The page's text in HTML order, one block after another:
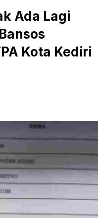
Ada Lagi
Kota Kediri